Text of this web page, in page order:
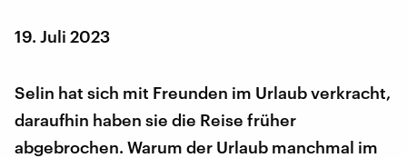
19. Juli 2023
Selin hat sich mit Freunden im Urlaub verkracht,
daraufhin haben sie die Reise früher
abgebrochen. Warum der Urlaub manchmal im